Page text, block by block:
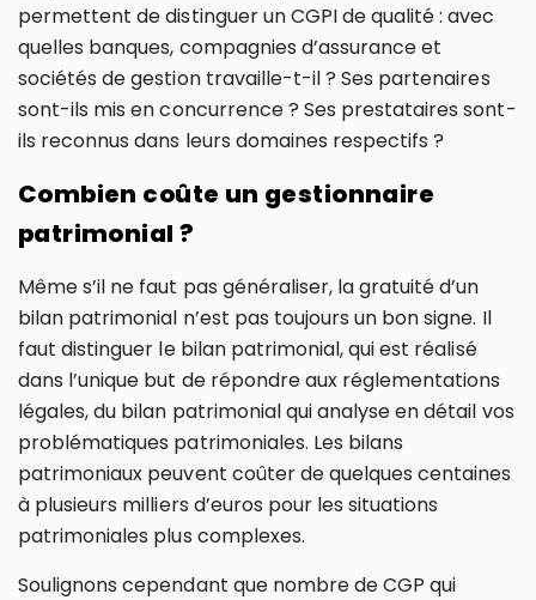
permettent de distinguer un CGPI de qualité : avec
quelles banques, compagnies d’assurance et
sociétés de gestion travaille-t-il ? Ses partenaires
sont-ils mis en concurrence ? Ses prestataires sont-
ils reconnus dans leurs domaines respectifs ?
Combien coûte un gestionnaire
patrimonial ?
Même s’il ne faut pas généraliser, la gratuité d’un
bilan patrimonial n’est pas toujours un bon signe. Il
faut distinguer le bilan patrimonial, qui est réalisé
dans l’unique but de répondre aux réglementations
légales, du bilan patrimonial qui analyse en détail vos
problématiques patrimoniales. Les bilans
patrimoniaux peuvent coûter de quelques centaines
à plusieurs milliers d’euros pour les situations
patrimoniales plus complexes.
Soulignons cependant que nombre de CGP qui